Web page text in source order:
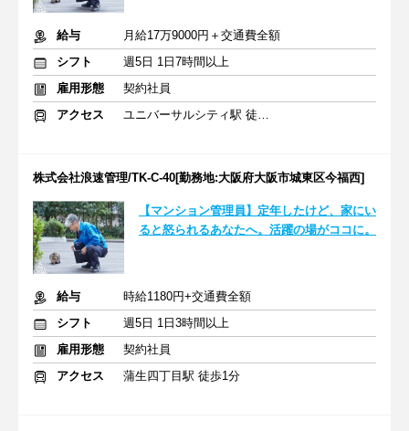
給与
月給17万9000円＋交通費全額
シフト
週5日 1日7時間以上
雇用形態
契約社員
アクセス
ユニバーサルシティ駅 徒歩5分
株式会社浪速管理/TK-C-40[勤務地:大阪府大阪市城東区今福西]
【マンション管理員】定年したけど、家にい
ると怒られるあなたへ。活躍の場がココに。
給与
時給1180円+交通費全額
シフト
週5日 1日3時間以上
雇用形態
契約社員
アクセス
蒲生四丁目駅 徒歩1分